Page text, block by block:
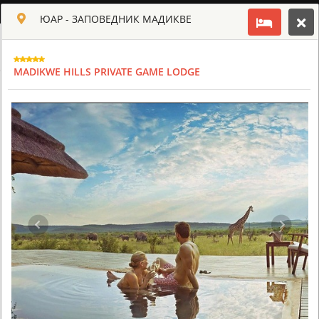
РУССКИЙ
ЮАР - ЗАПОВЕДНИК МАДИКВЕ
MADIKWE DITHABA LODGE
ЮАР - ЗАПОВЕДНИК МАДИКВЕ
MADIKWE HILLS PRIVATE GAME LODGE